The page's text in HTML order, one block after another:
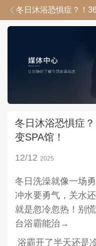
冬日沐浴恐惧症？！
冬日沐浴恐惧症
变SPA馆！
12/12 2025
冬日洗澡就像一场
冲水要勇气，关水
就是忽冷忽热！别
台浴霸能治→
浴霸开了半天还是